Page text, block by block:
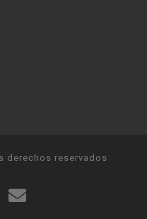
derechos reservados